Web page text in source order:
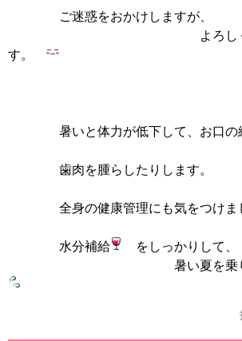
ご迷惑をおかけしますが、
よろしくお願い
す。
暑いと体力が低下して、お口の細
歯肉を腫らしたりします。
全身の健康管理にも気をつけまし
水分補給
をしっかりして、
暑い夏を乗り切りま